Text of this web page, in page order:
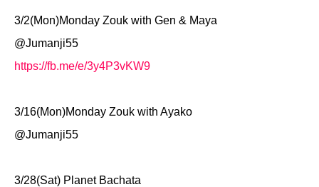
3/2(Mon)Monday Zouk with Gen & Maya
@Jumanji55
https://fb.me/e/3y4P3vKW9
3/16(Mon)Monday Zouk with Ayako
@Jumanji55
3/28(Sat) Planet Bachata